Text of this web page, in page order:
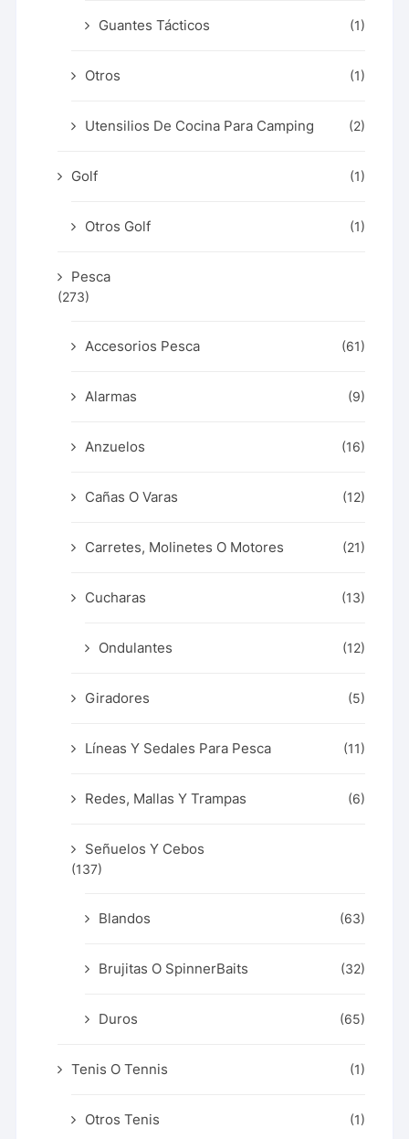
Guantes Tácticos (1)
Otros (1)
Utensilios De Cocina Para Camping (2)
Golf (1)
Otros Golf (1)
Pesca
(273)
Accesorios Pesca (61)
Alarmas (9)
Anzuelos (16)
Cañas O Varas (12)
Carretes, Molinetes O Motores (21)
Cucharas (13)
Ondulantes (12)
Giradores (5)
Líneas Y Sedales Para Pesca (11)
Redes, Mallas Y Trampas (6)
Señuelos Y Cebos
(137)
Blandos (63)
Brujitas O SpinnerBaits (32)
Duros (65)
Tenis O Tennis (1)
Otros Tenis (1)